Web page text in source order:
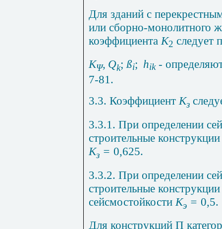
Для зданий с
или сборно-монолитного
коэффициентаK2 следует
KΨ, Qk; ßi; hik-
7-81.
3.3. КоэффициентКз
3.3.1. При определении
строительные
Кз = 0,625.
3.3.2. При определении
строительные
сейсмостойкости Кэ = 0,5.
Для конструкций П